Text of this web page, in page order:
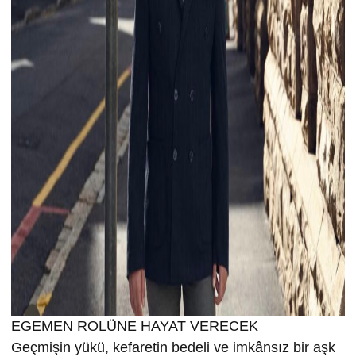
EGEMEN ROLÜNE HAYAT VERECEK
Geçmişin yükü, kefaretin bedeli ve imkânsız bir aşk